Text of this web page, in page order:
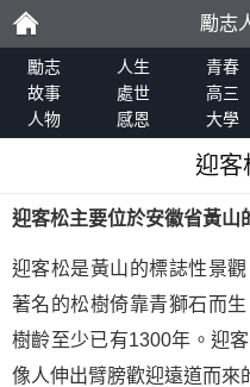
勵
志
勵志
勵志 人生 青春
故事
處世 高三
人物
感恩 大學
迎客
迎客松主要位於安徽省黃山
迎客松是黃山的標誌性景
著名的松樹倚靠青獅石而
樹齡至少已有1300年。迎
像人伸出臂膀歡迎遠道而來